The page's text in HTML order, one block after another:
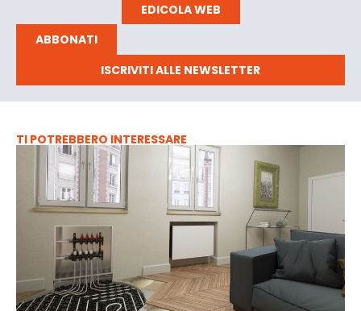
EDICOLA WEB
ABBONATI
ISCRIVITI ALLE NEWSLETTER
TI POTREBBERO INTERESSARE